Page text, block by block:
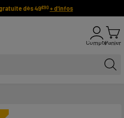
dès 49€90 + d'infos
ComptePanier